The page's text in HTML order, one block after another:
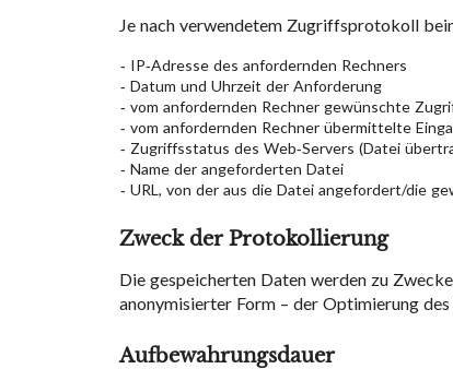
Je nach verwendetem Zugriffsprotokoll
IP-Adresse des anfordernden Rechners
Datum und Uhrzeit der Anforderung
vom anfordernden Rechner gewünschte
vom anfordernden Rechner übermittelte
Zugriffsstatus des Web-Servers (Datei
Name der angeforderten Datei
URL, von der aus die Datei angefordert/die
Zweck der Protokollierung
Die gespeicherten Daten werden zu
anonymisierter Form – der Optimierung
Aufbewahrungsdauer